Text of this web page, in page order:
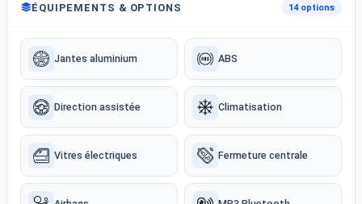
ÉQUIPEMENTS & OPTIONS 14 options
Jantes aluminium ABS
Direction assistée Climatisation
Vitres électriques Fermeture centrale